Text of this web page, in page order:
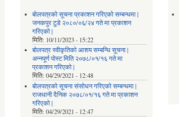
बोलपत्रको सूचना प्रकाशन गरिएको सम्बन्धमा |
जनकपुर टुडे २०८०/०६/२४ गते मा प्रकाशन
गरिएको |
मिति: 10/11/2023 - 15:22
बोलपत्र स्वीकृतिको आशय सम्बन्धि सूचना |
अन्नपूर्ण पोस्ट मिति २०७८/०१/१६ गते मा
प्रकाशन गरिएको |
मिति: 04/29/2021 - 12:48
बोलपत्रको सूचना संसोधन गरिएको सम्बन्धमा |
राजधानी दैनिक २०७८/०१/१६ गते मा प्रकाशन
गरिएको |
मिति: 04/29/2021 - 12:47